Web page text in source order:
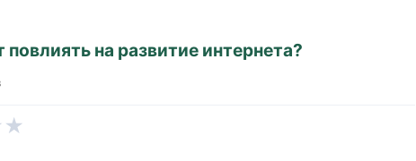
на развитие интернета?
★